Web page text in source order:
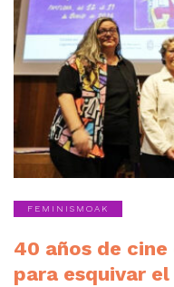
FEMINISMOAK
40 años de
para esquivar